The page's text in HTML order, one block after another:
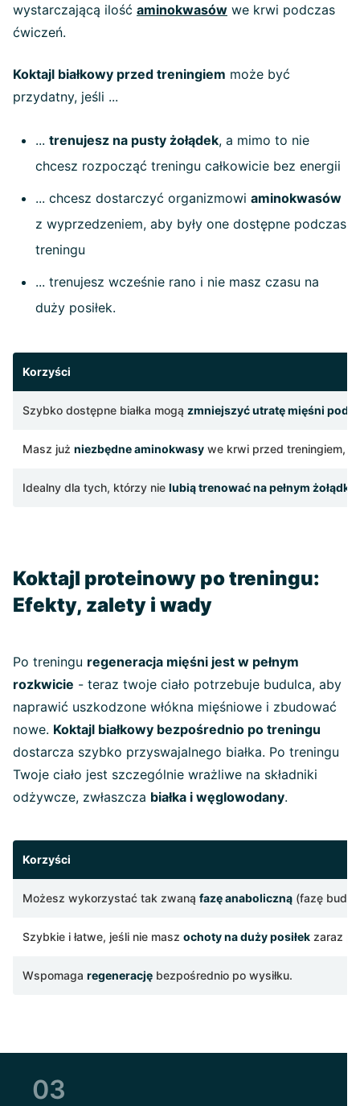
wystarczającą ilość aminokwasów we krwi podczas
ćwiczeń.
Koktajl białkowy przed treningiem może być
przydatny, jeśli ...
... trenujesz na pusty żołądek, a mimo to nie
chcesz rozpocząć treningu całkowicie bez energii
... chcesz dostarczyć organizmowi aminokwasów
z wyprzedzeniem, aby były one dostępne podczas
treningu
... trenujesz wcześnie rano i nie masz czasu na
duży posiłek.
Korzyści
Szybko dostępne białka mogą zmniejszyć utratę mięśni
Masz już niezbędne aminokwasy we krwi przed treningiem,
Idealny dla tych, którzy nie lubią trenować na pełnym żołądku
Koktajl proteinowy po treningu:
Efekty, zalety i wady
Po treningu regeneracja mięśni jest w pełnym
rozkwicie - teraz twoje ciało potrzebuje budulca, aby
naprawić uszkodzone włókna mięśniowe i zbudować
nowe. Koktajl białkowy bezpośrednio po treningu
dostarcza szybko przyswajalnego białka. Po treningu
Twoje ciało jest szczególnie wrażliwe na składniki
odżywcze, zwłaszcza białka i węglowodany.
Korzyści
Możesz wykorzystać tak zwaną fazę anaboliczną (fazę
Szybkie i łatwe, jeśli nie masz ochoty na duży posiłek zaraz
Wspomaga regenerację bezpośrednio po wysiłku.
03